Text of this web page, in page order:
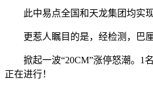
此中易点全国和天龙集团均实现
更惹人瞩目的是，经检测，巴厘
掀起一波“20CM”涨停怒潮。1名
正在进行！